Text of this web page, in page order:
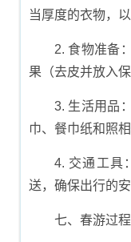
当厚度的衣物，以
2. 食物准备
果（去皮并放入
3. 生活用品
巾、餐巾纸和照
4. 交通工具
送，确保出行的安
七、春游过程